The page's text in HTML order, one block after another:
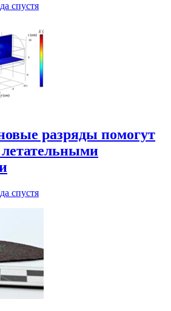
спустя
разряды помогут
спустя